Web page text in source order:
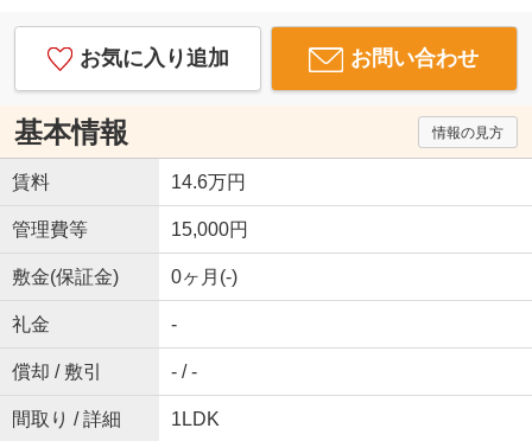
お気に入り追加 お問い合わせ
基本情報 情報の見方
賃料 14.6万円
管理費等 15,000円
敷金(保証金) 0ヶ月(-)
礼金 -
償却 / 敷引 - / -
間取り / 詳細 1LDK